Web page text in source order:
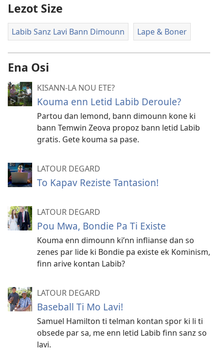
Lezot Size
Labib Sanz Lavi Bann Dimounn Lape & Boner
Ena Osi
KISANN-LA NOU ETE?
Kouma enn Letid Labib Deroule?
Partou dan lemond, bann dimounn kone ki
bann Temwin Zeova propoz bann letid Labib
gratis. Gete kouma sa pase.
LATOUR DEGARD
To Kapav Reziste Tantasion!
LATOUR DEGARD
Pou Mwa, Bondie Pa Ti Existe
Kouma enn dimounn ki’nn inflianse dan so
zenes par lide ki Bondie pa existe ek Kominism,
finn arive kontan Labib?
LATOUR DEGARD
Baseball Ti Mo Lavi!
Samuel Hamilton ti telman kontan spor ki li ti
obsede par sa, me enn letid Labib finn sanz so
lavi.